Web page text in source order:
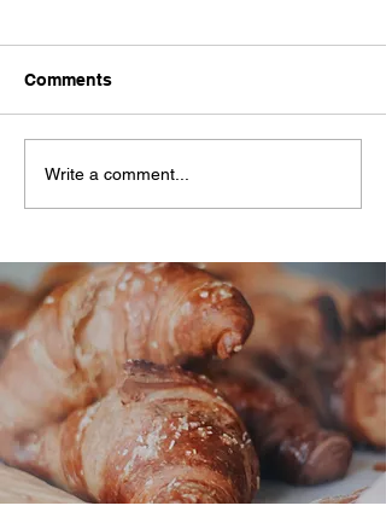
款待的未來：不只是服
務，更是責任
Comments
Write a comment...